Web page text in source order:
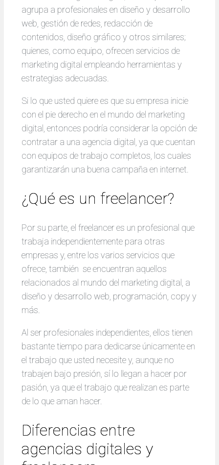
agrupa a profesionales en diseño y desarrollo
web, gestión de redes, redacción de
contenidos, diseño gráfico y otros similares;
quienes, como equipo, ofrecen servicios de
marketing digital empleando herramientas y
estrategias adecuadas.
Si lo que usted quiere es que su empresa inicie
con el pie derecho en el mundo del marketing
digital, entonces podría considerar la opción de
contratar a una agencia digital, ya que cuentan
con equipos de trabajo completos, los cuales
garantizarán una buena campaña en internet.
¿Qué es un freelancer?
Por su parte, el freelancer es un profesional que
trabaja independientemente para otras
empresas y, entre los varios servicios que
ofrece, también se encuentran aquellos
relacionados al mundo del marketing digital, a
diseño y desarrollo web, programación, copy y
más.
Al ser profesionales independientes, ellos tienen
bastante tiempo para dedicarse únicamente en
el trabajo que usted necesite y, aunque no
trabajen bajo presión, sí lo llegan a hacer por
pasión, ya que el trabajo que realizan es parte
de lo que aman hacer.
Diferencias entre
agencias digitales y